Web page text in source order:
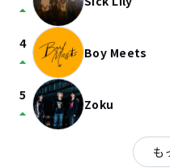
arrow_drop_up
4
arrow_drop_up Boy Meets
5
arrow_drop_up Zoku
も